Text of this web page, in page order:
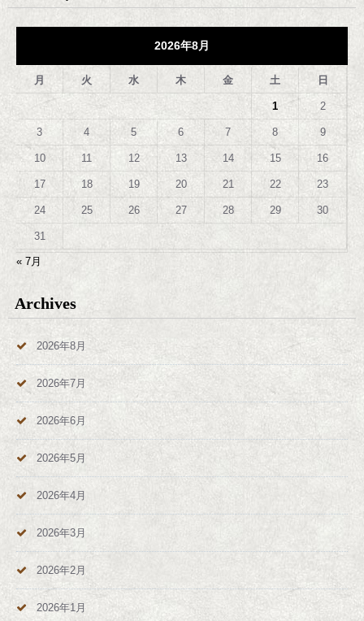
2026年8月
月 火 水 木 金 土 日
1 2
3 4 5 6 7 8 9
10 11 12 13 14 15 16
17 18 19 20 21 22 23
24 25 26 27 28 29 30
31
« 7月
Archives
2026年8月
2026年7月
2026年6月
2026年5月
2026年4月
2026年3月
2026年2月
2026年1月